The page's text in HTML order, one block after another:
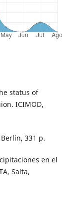
status of
ICIMOD,
331 p.
en el
Salta,